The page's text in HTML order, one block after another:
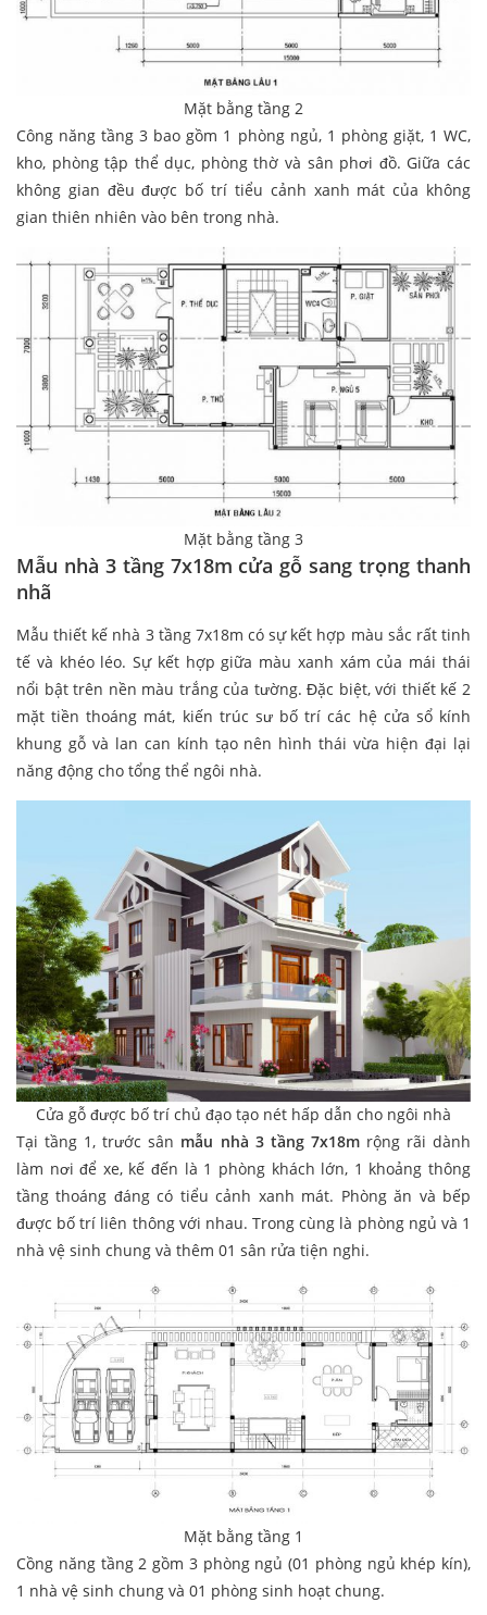
Mặt bằng tầng 2
Công năng tầng 3 bao gồm 1 phòng ngủ, 1 phòng giặt, 1 WC,
kho, phòng tập thể dục, phòng thờ và sân phơi đồ. Giữa các
không gian đều được bố trí tiểu cảnh xanh mát của không
gian thiên nhiên vào bên trong nhà.
Mặt bằng tầng 3
Mẫu nhà 3 tầng 7x18m cửa gỗ sang trọng thanh
nhã
Mẫu thiết kế nhà 3 tầng 7x18m có sự kết hợp màu sắc rất tinh
tế và khéo léo. Sự kết hợp giữa màu xanh xám của mái thái
nổi bật trên nền màu trắng của tường. Đặc biệt, với thiết kế 2
mặt tiền thoáng mát, kiến trúc sư bố trí các hệ cửa sổ kính
khung gỗ và lan can kính tạo nên hình thái vừa hiện đại lại
năng động cho tổng thể ngôi nhà.
Cửa gỗ được bố trí chủ đạo tạo nét hấp dẫn cho ngôi nhà
Tại tầng 1, trước sân mẫu nhà 3 tầng 7x18m rộng rãi dành
làm nơi để xe, kế đến là 1 phòng khách lớn, 1 khoảng thông
tầng thoáng đáng có tiểu cảnh xanh mát. Phòng ăn và bếp
được bố trí liên thông với nhau. Trong cùng là phòng ngủ và 1
nhà vệ sinh chung và thêm 01 sân rửa tiện nghi.
Mặt bằng tầng 1
Cồng năng tầng 2 gồm 3 phòng ngủ (01 phòng ngủ khép kín),
1 nhà vệ sinh chung và 01 phòng sinh hoạt chung.